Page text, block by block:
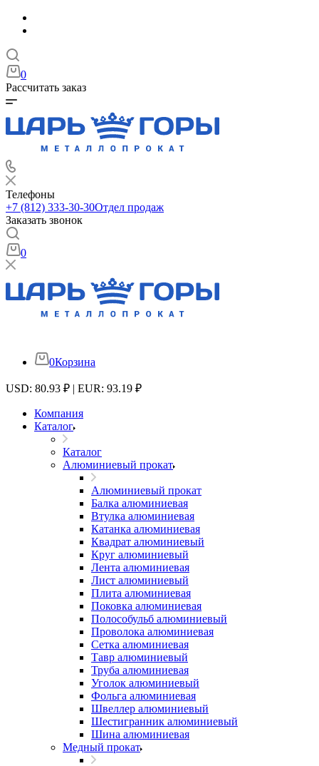
0
Рассчитать заказ
Телефоны
+7 (812) 333-30-30Отдел продаж
Заказать звонок
0
0Корзина
USD: 80.93 ₽ | EUR: 93.19 ₽
Компания
Каталог
Каталог
Алюминиевый прокат
Алюминиевый прокат
Балка алюминиевая
Втулка алюминиевая
Катанка алюминиевая
Квадрат алюминиевый
Круг алюминиевый
Лента алюминиевая
Лист алюминиевый
Плита алюминиевая
Поковка алюминиевая
Полособульб алюминиевый
Проволока алюминиевая
Сетка алюминиевая
Тавр алюминиевый
Труба алюминиевая
Уголок алюминиевый
Фольга алюминиевая
Швеллер алюминиевый
Шестигранник алюминиевый
Шина алюминиевая
Медный прокат